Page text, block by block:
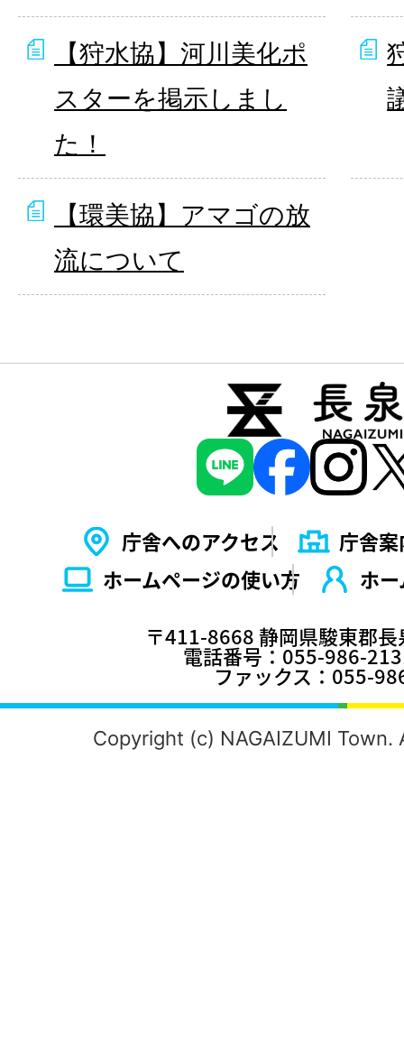
【狩水協】河川美化ポ
スターを掲示しまし
た！
【環美協】アマゴの放
流について
庁舎へのアクセス
庁舎案
ホームページの使い⽅
ホ
〒411-8668 静岡県駿東郡
電話番号：055-986-
ファックス：055-
Copyright (c) NAGAIZUMI Town.